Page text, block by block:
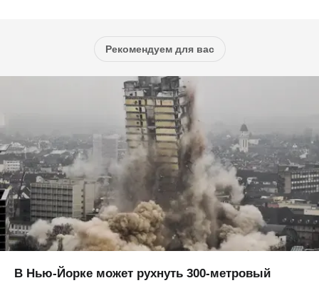
Рекомендуем для вас
В Нью-Йорке может рухнуть 300-метровый